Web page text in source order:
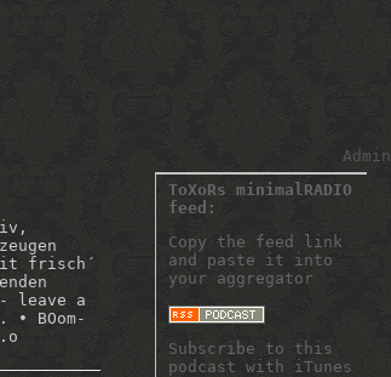
Admin
ToXoRs minimalRADIO
feed:
Copy the feed link
and paste it into
your aggregator
Subscribe to this
podcast with iTunes
frisch´
leave a
BOom-